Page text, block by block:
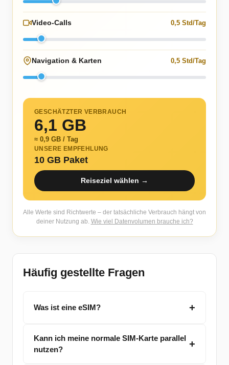
Video-Calls 0,5 Std/Tag
Navigation & Karten 0,5 Std/Tag
GESCHÄTZTER VERBRAUCH
6,1 GB
≈ 0,9 GB / Tag
UNSERE EMPFEHLUNG
10 GB Paket
Reiseziel wählen →
Alle Werte sind Richtwerte – der tatsächliche Verbrauch hängt von
deiner Nutzung ab. Wie viel Datenvolumen brauche ich?
Häufig gestellte Fragen
Was ist eine eSIM?
Kann ich meine normale SIM-Karte parallel
nutzen?